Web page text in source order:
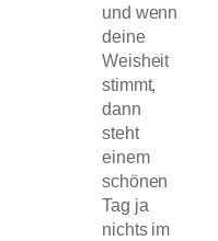
und wenn
deine
Weisheit
stimmt,
dann
steht
einem
schönen
Tag ja
nichts im